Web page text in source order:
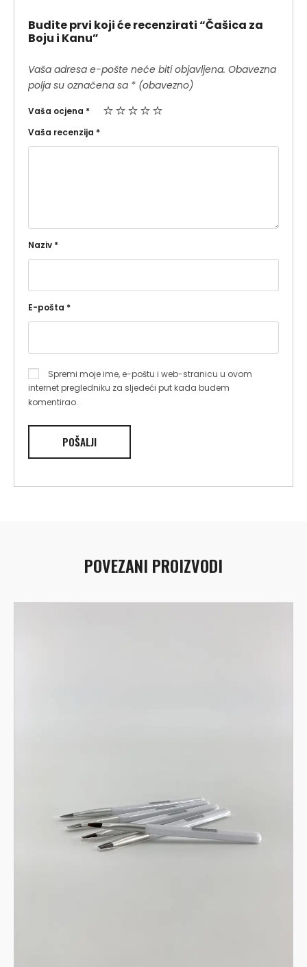
Budite prvi koji će recenzirati “Čašica za
Boju i Kanu”
Vaša adresa e-pošte neće biti objavljena. Obavezna
polja su označena sa * (obavezno)
Vaša ocjena *
Vaša recenzija *
Naziv *
E-pošta *
Spremi moje ime, e-poštu i web-stranicu u ovom
internet pregledniku za sljedeći put kada budem
komentirao.
POVEZANI PROIZVODI